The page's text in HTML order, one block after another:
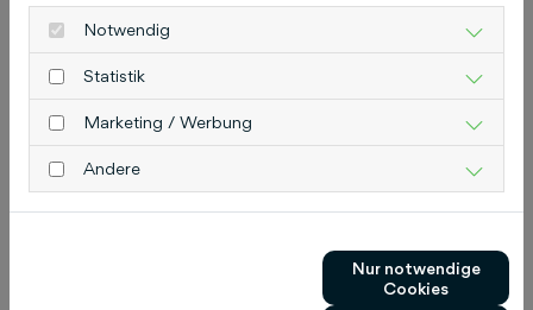
8355 Schlütersche Verlagsgesellschaft mbH &
Co. KG Hans-Böckler-Allee 7 30173 Hannover
www.schluetersche.de
Das könnte Sie auch
Notwendig
Statistik
Marketing / Werbung
Andere
Nur notwendige
Cookies